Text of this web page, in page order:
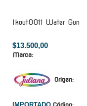
Ikout0011 Water Gun
$13.500,00
Marca:
Origen: